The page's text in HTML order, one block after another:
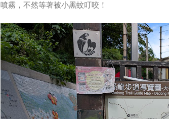
噴霧，不然等著被小黑蚊叮咬！